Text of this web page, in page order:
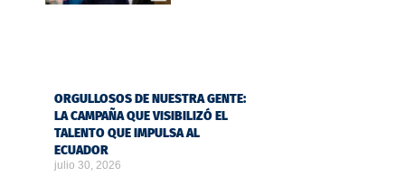
ORGULLOSOS DE NUESTRA GENTE:
LA CAMPAÑA QUE VISIBILIZÓ EL
TALENTO QUE IMPULSA AL
ECUADOR
julio 30, 2026